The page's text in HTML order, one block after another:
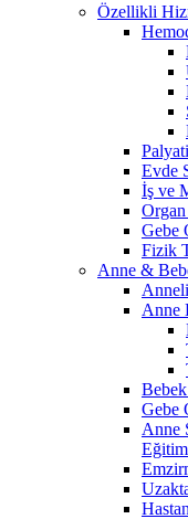
Özellikli
Evde
İş ve
Organ
Gebe
Fizik
Anne &
Anne
Gebe
Anne